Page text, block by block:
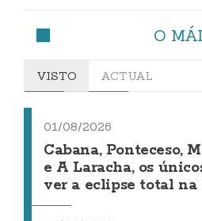
O
VISTO ACTUAL
01/08/2026
Cabana, Ponteceso,
e A Laracha, os
ver a eclipse total na